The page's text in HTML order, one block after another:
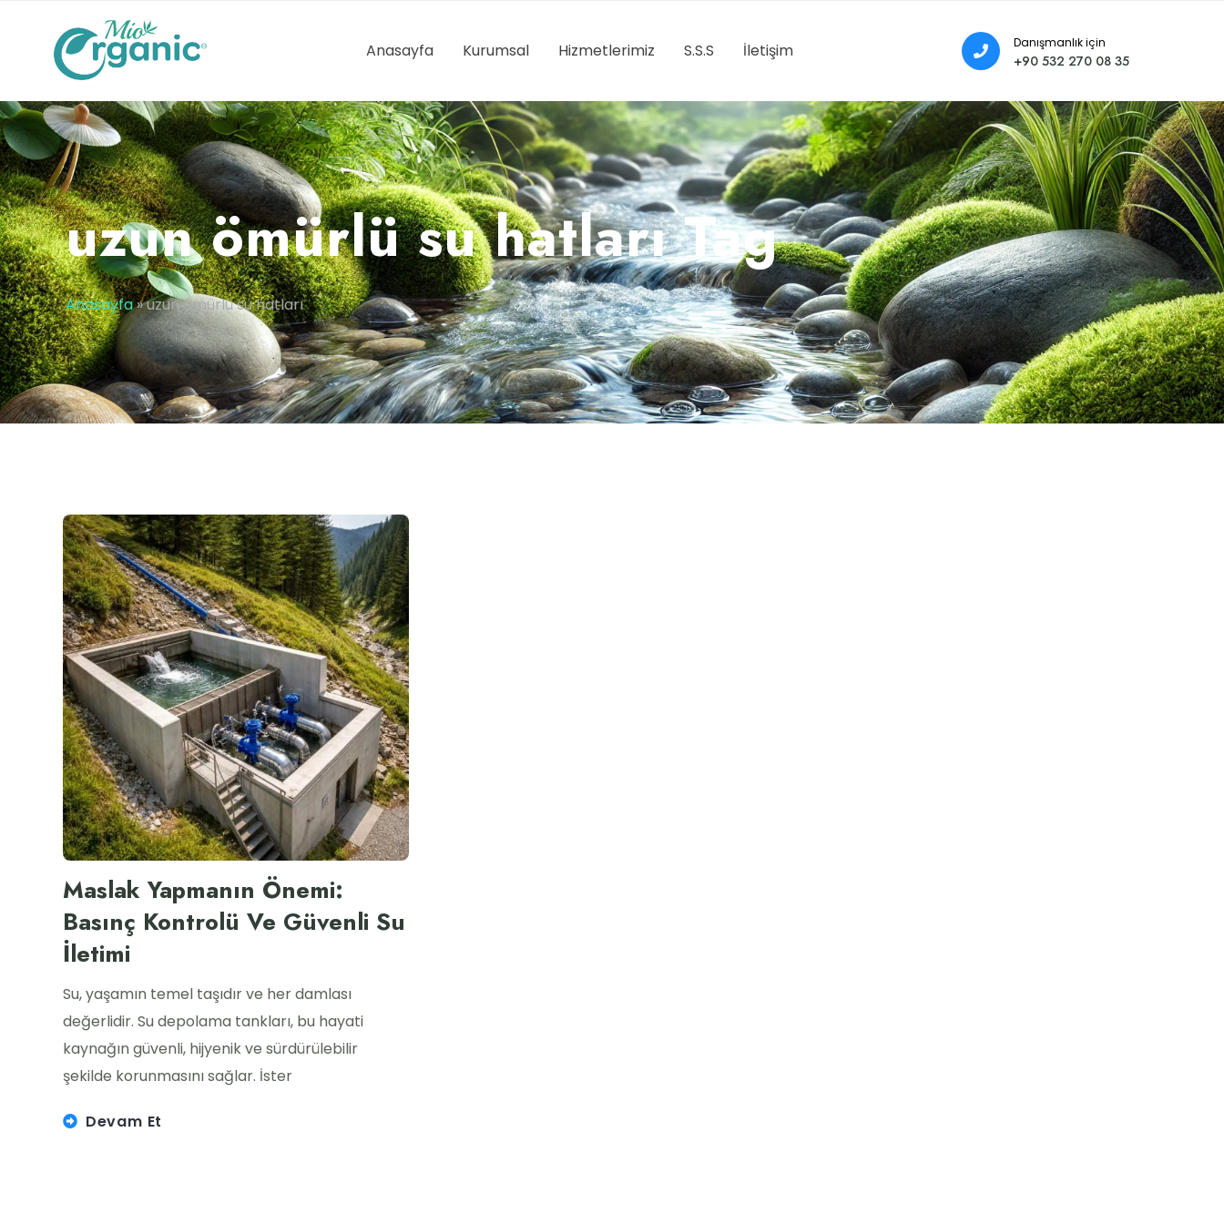
Anasayfa Kurumsal Hizmetlerimiz S.S.S İletişim Danışmanlık için
+90 532 270 08 35
uzun ömürlü su hatları Tag
Anasayfa»uzun ömürlü su hatları
Maslak Yapmanın Önemi:
Basınç Kontrolü Ve Güvenli Su
İletimi
Su, yaşamın temel taşıdır ve her damlası
değerlidir. Su depolama tankları, bu hayati
kaynağın güvenli, hijyenik ve sürdürülebilir
şekilde korunmasını sağlar. İster
Devam Et